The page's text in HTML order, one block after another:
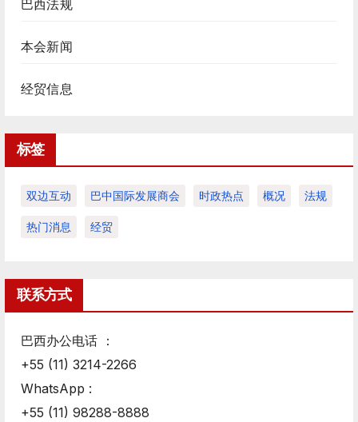
巴西法规
本会新闻
经贸信息
标签
双边互动 巴中国际发展商会 时政热点 概况 法规
热门消息 经贸
联系方式
巴西办公电话 ：
+55 (11) 3214-2266
WhatsApp :
+55 (11) 98288-8888